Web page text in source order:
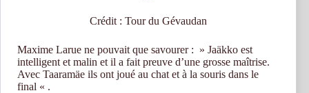
Crédit : Tour du Gévaudan
Maxime Larue ne pouvait que savourer : » Jaäkko est
intelligent et malin et il a fait preuve d’une grosse maîtrise.
Avec Taaramäe ils ont joué au chat et à la souris dans le
final « .